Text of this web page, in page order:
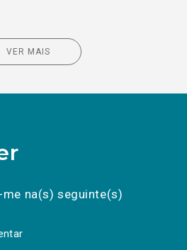
VER MAIS
na(s) seguinte(s)